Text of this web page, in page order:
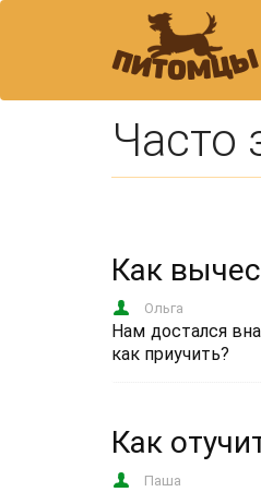
Часто
Как
Ольга
Нам достался
как приучить?
Как
Паша